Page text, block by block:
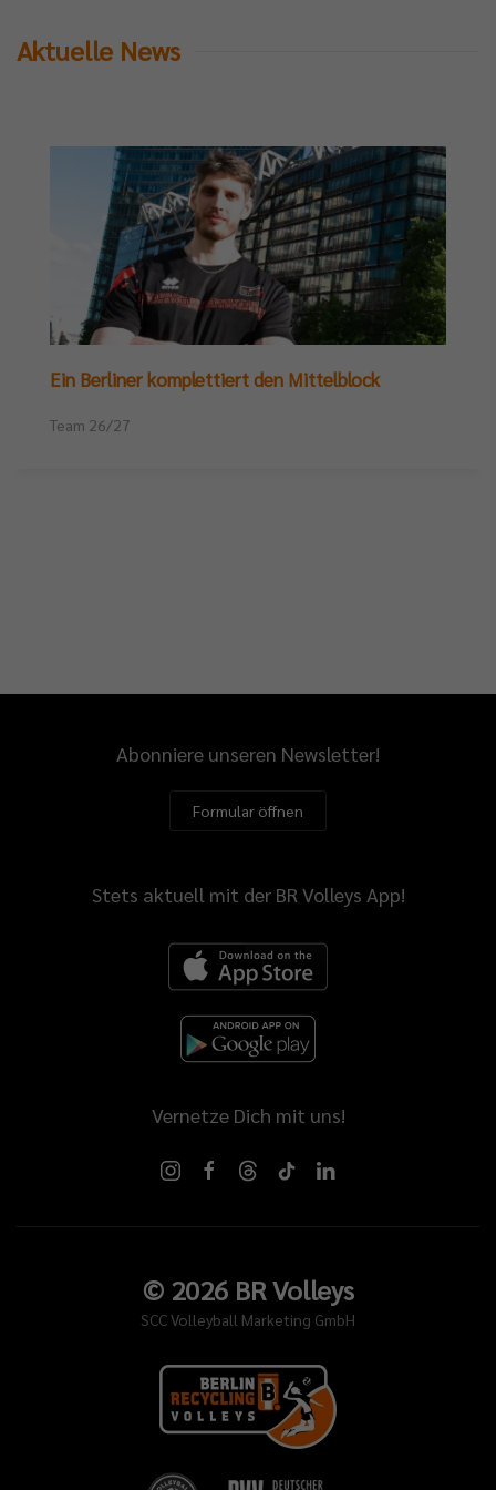
Aktuelle News
Ein Berliner komplettiert den Mittelblock
Team 26/27
Abonniere unseren Newsletter!
Formular öffnen
Stets aktuell mit der BR Volleys App!
Vernetze Dich mit uns!
© 2026BR Volleys
SCC Volleyball Marketing GmbH